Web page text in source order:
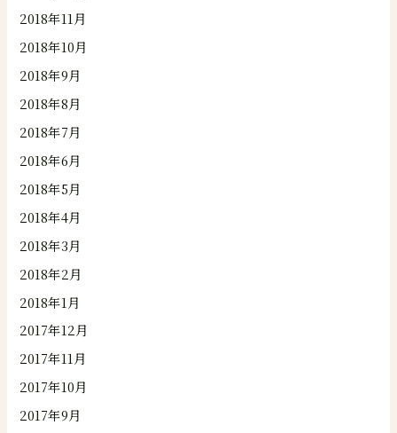
2018年11月
2018年10月
2018年9月
2018年8月
2018年7月
2018年6月
2018年5月
2018年4月
2018年3月
2018年2月
2018年1月
2017年12月
2017年11月
2017年10月
2017年9月